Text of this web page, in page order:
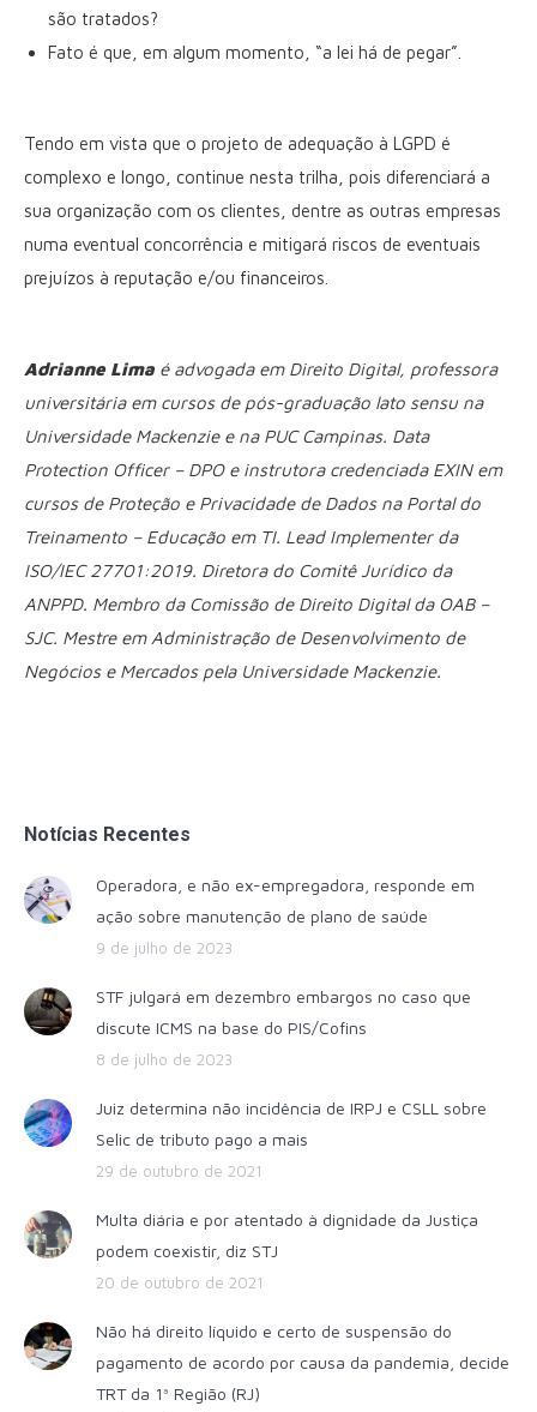
são tratados?
Fato é que, em algum momento, “a lei há de pegar”.
Tendo em vista que o projeto de adequação à LGPD é
complexo e longo, continue nesta trilha, pois diferenciará a
sua organização com os clientes, dentre as outras empresas
numa eventual concorrência e mitigará riscos de eventuais
prejuízos à reputação e/ou financeiros.
Adrianne Limaé advogada em Direito Digital, professora
universitária em cursos de pós-graduação lato sensu na
Universidade Mackenzie e na PUC Campinas. Data
Protection Officer – DPO e instrutora credenciada EXIN em
cursos de Proteção e Privacidade de Dados na Portal do
Treinamento – Educação em TI. Lead Implementer da
ISO/IEC 27701:2019. Diretora do Comitê Jurídico da
ANPPD. Membro da Comissão de Direito Digital da OAB –
SJC. Mestre em Administração de Desenvolvimento de
Negócios e Mercados pela Universidade Mackenzie.
Notícias Recentes
Operadora, e não ex-empregadora, responde em
ação sobre manutenção de plano de saúde
9 de julho de 2023
STF julgará em dezembro embargos no caso que
discute ICMS na base do PIS/Cofins
8 de julho de 2023
Juiz determina não incidência de IRPJ e CSLL sobre
Selic de tributo pago a mais
29 de outubro de 2021
Multa diária e por atentado à dignidade da Justiça
podem coexistir, diz STJ
20 de outubro de 2021
Não há direito líquido e certo de suspensão do
pagamento de acordo por causa da pandemia, decide
TRT da 1ª Região (RJ)